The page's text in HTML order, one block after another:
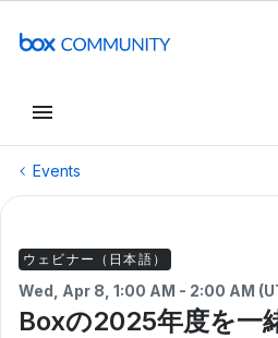
Events
ウェビナー（日本語）
Wed, Apr 8, 1:00 AM - 2:00 AM
Boxの2025年度を一